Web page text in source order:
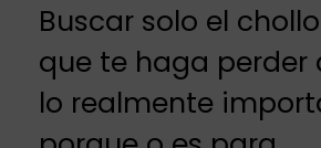
Buscar solo el
que te haga perder
lo realmente